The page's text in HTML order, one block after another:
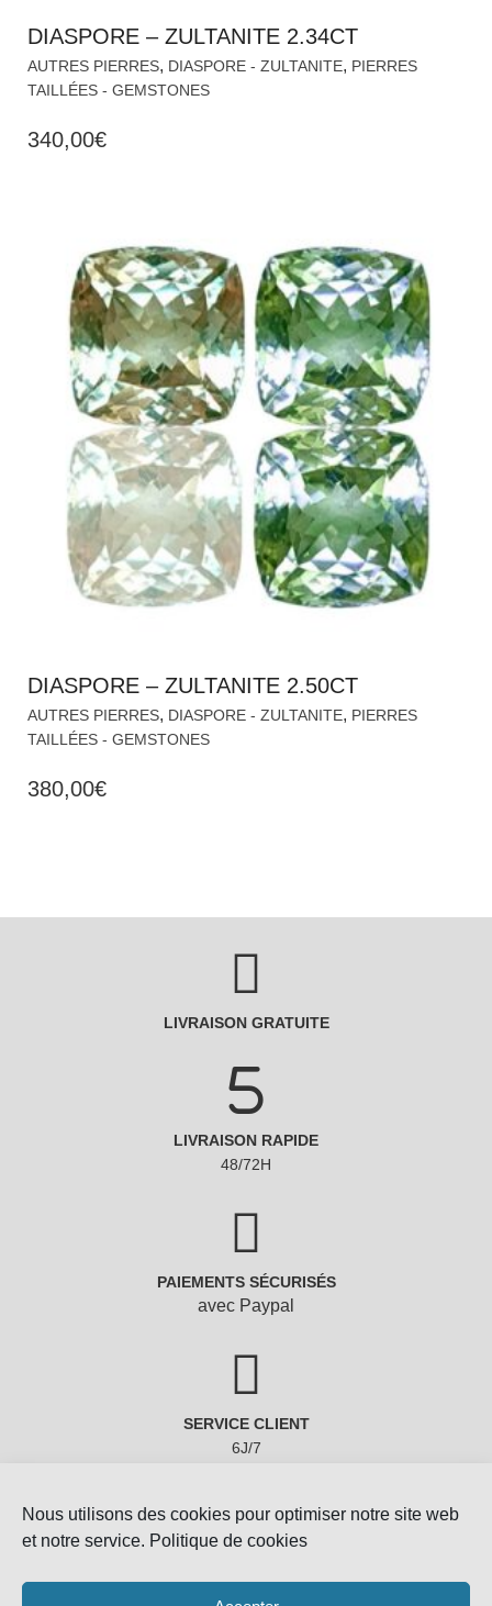
Nous utilisons des cookies pour optimiser notre site web
et notre service. Politique de cookies
DIASPORE – ZULTANITE 2.34CT
AUTRES PIERRES, DIASPORE - ZULTANITE, PIERRES
TAILLÉES - GEMSTONES
340,00€
DIASPORE – ZULTANITE 2.50CT
AUTRES PIERRES, DIASPORE - ZULTANITE, PIERRES
TAILLÉES - GEMSTONES
380,00€
LIVRAISON GRATUITE
LIVRAISON RAPIDE
48/72H
PAIEMENTS SÉCURISÉS
avec Paypal
SERVICE CLIENT
6J/7